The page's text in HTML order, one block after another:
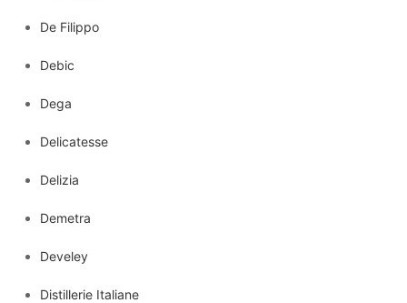
De Filippo
Debic
Dega
Delicatesse
Delizia
Demetra
Develey
Distillerie Italiane